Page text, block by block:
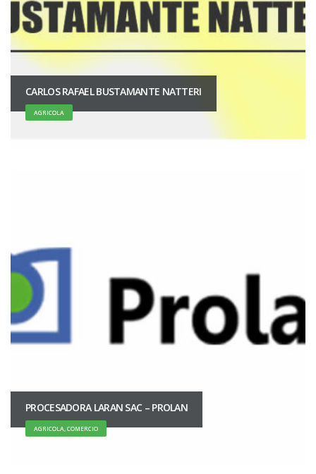
CARLOS RAFAEL BUSTAMANTE NATTERI
AGRICOLA
PROCESADORA LARAN SAC – PROLAN
AGRICOLA, COMERCIO